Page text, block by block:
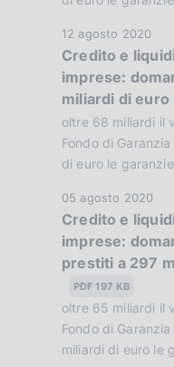
n
e
:
:
i
c
a
z
i
o
n
e
:
:
D
a
t
a
P
u
b
l
i
c
a
i
o
n
12 agosto 2020
Credito e
imprese:
miliardi di euro
oltre 68 miliardi il
Fondo di
di euro le
D
a
t
a
u
b
b
05 agosto 2020
Credito e
imprese:
prestiti a 297
PDF 197 KB
oltre 65 miliardi il
Fondo di
miliardi di euro le